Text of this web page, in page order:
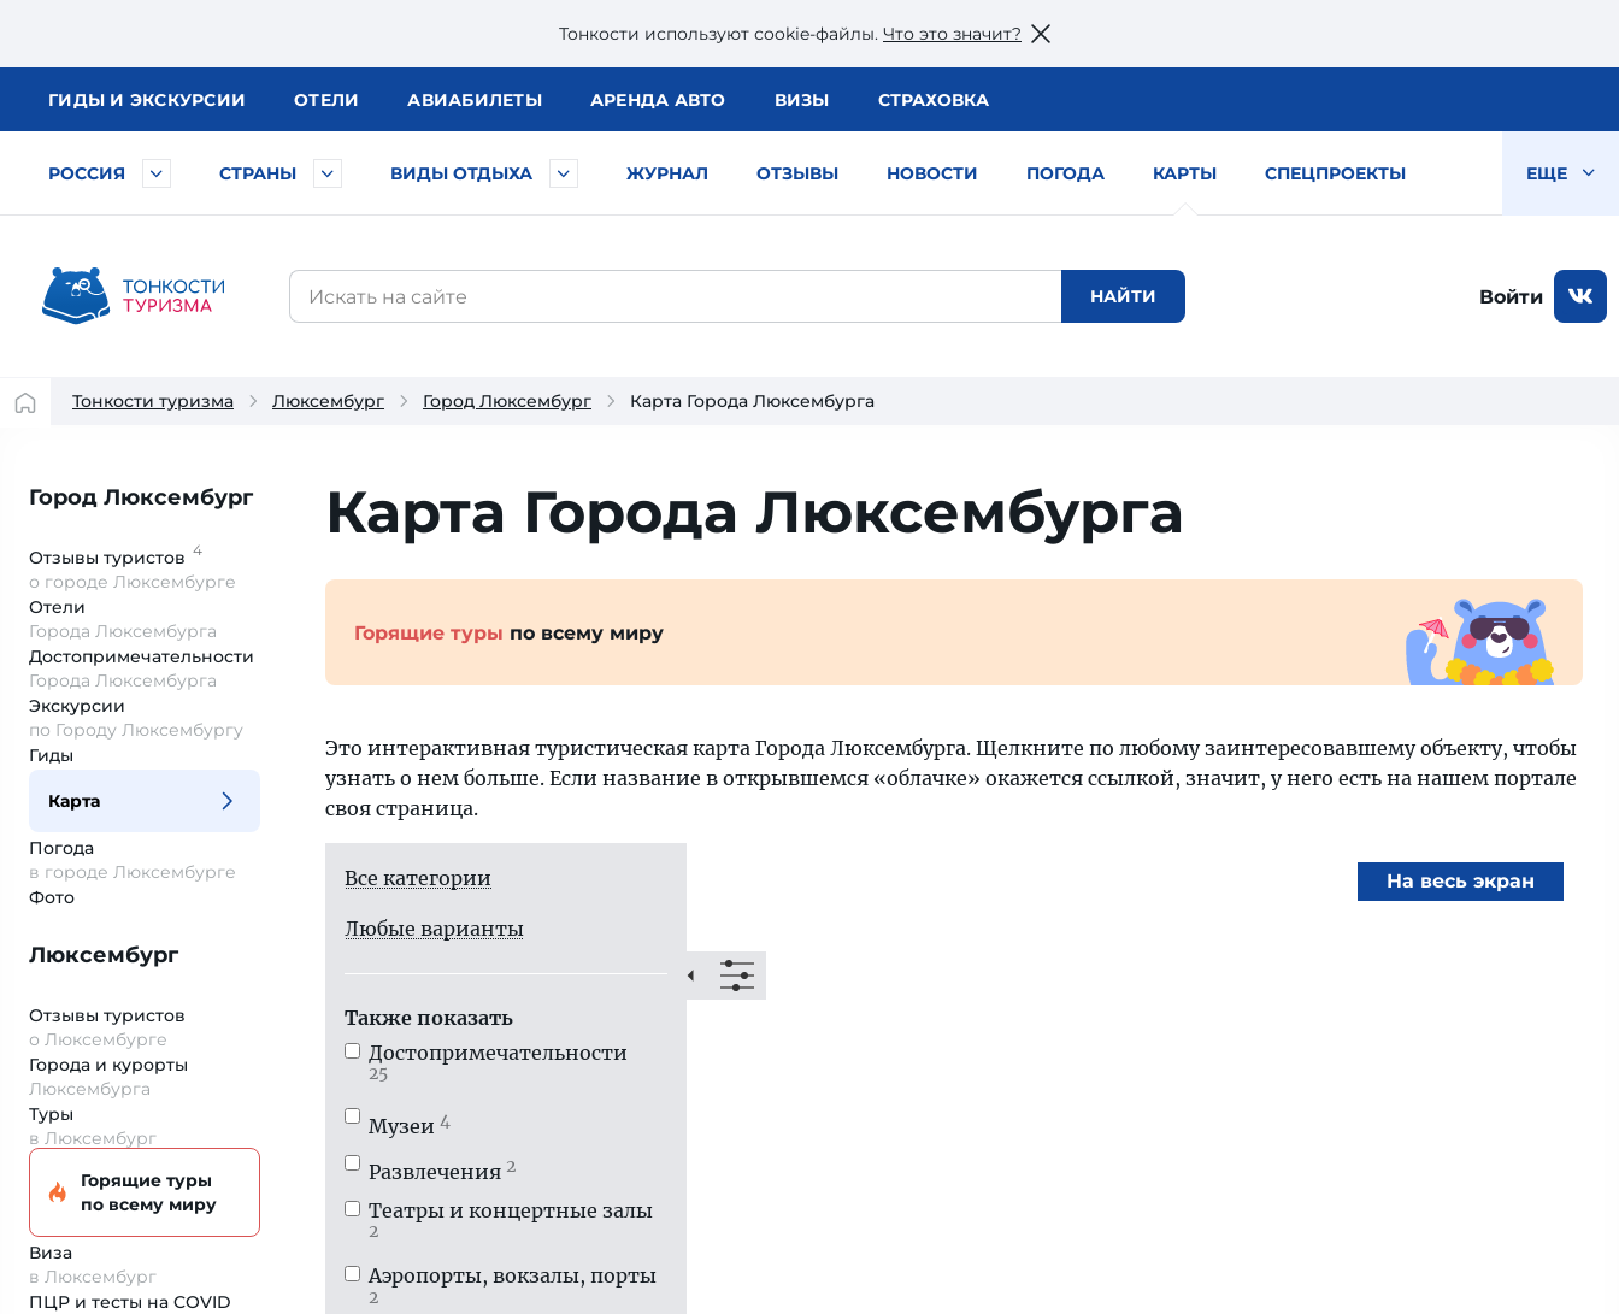
Тонкости используют сookie-файлы. Что это значит?
ГИДЫ И ЭКСКУРСИИ ОТЕЛИ АВИАБИЛЕТЫ АРЕНДА АВТО ВИЗЫ СТРАХОВКА
РОССИЯ СТРАНЫ ВИДЫ ОТДЫХА ЖУРНАЛ ОТЗЫВЫ НОВОСТИ ПОГОДА КАРТЫ СПЕЦПРОЕКТЫ ЕЩЕ
Войти
Тонкости туризма Люксембург Город Люксембург Карта Города Люксембурга
Город Люксембург
Отзывы туристов 4
о городе Люксембурге
Отели
Города Люксембурга
Достопримеча­тельности
Города Люксембурга
Экскурсии
по Городу Люксембургу
Гиды
Карта
Погода
в городе Люксембурге
Фото
Люксембург
Отзывы туристов
о Люксембурге
Города и курорты
Люксембурга
Туры
в Люксембург
Горящие туры
по всему миру
Виза
в Люксембург
ПЦР и тесты на COVID
Карта Города Люксембурга
Горящие туры по всему миру
Это интерактивная туристическая карта Города Люксембурга. Щелкните по любому заинтересовавшему объекту, чтобы
узнать о нем больше. Если название в открывшемся «облачке» окажется ссылкой, значит, у него есть на нашем портале
своя страница.
На весь экран
Все категории
Любые варианты
Также показать
Достопримечатель­ности
25
Музеи 4
Развлечения 2
Театры и концертные залы
2
Аэропорты, вокзалы, порты
2